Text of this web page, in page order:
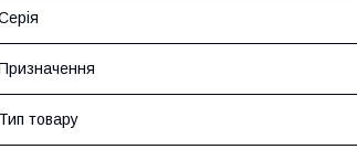
Тип товару